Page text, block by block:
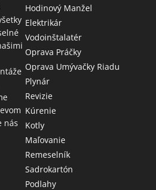
nás
Hodinový Manžel
Elektrikár
Vodoinštalatér
Oprava Práčky
Oprava Umývačky Riadu
Plynár
Revizie
Kúrenie
Kotly
Maľovanie
Remeselník
Sadrokartón
Podlahy